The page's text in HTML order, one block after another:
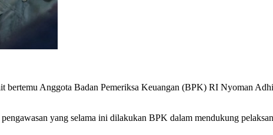
Anggota Badan Pemeriksa Keuangan (BPK) RI Nyoman
yang selama ini dilakukan BPK dalam mendukung